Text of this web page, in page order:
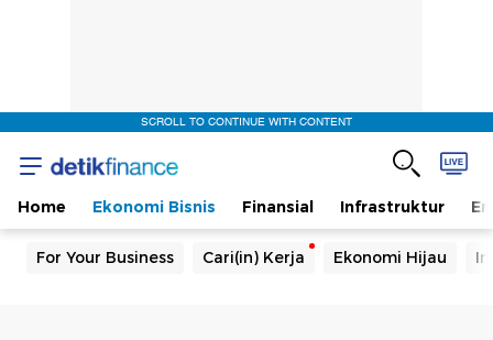
SCROLL TO CONTINUE WITH CONTENT
Home Ekonomi Bisnis Finansial Infrastruktur
For Your Business Cari(in) Kerja Ekonomi Hijau